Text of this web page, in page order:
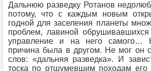
Дальнюю разведку Ротанов
потому, что с каждым новым
годной для заселения планеты
проблем, лавиной
управление и на него самого…
причина была в другом. Не мог он
слов: «дальняя разведка». И
тоска по отшумевшим походам его